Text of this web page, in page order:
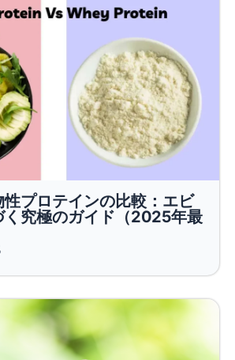
プロテインの比較：エビ
く究極のガイド（2025年最